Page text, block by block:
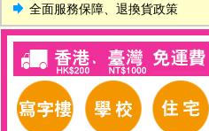
全面服務保障、退換貨政策